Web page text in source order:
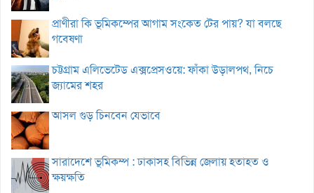
প্রাণীরা কি ভূমিকম্পের আগাম সংকেত টের পায়? যা বলছে
গবেষণা
চট্টগ্রাম এলিভেটেড এক্সপ্রেসওয়ে: ফাঁকা উড়ালপথ, নিচে
জ্যামের শহর
আসল গুড় চিনবেন যেভাবে
সারাদেশে ভূমিকম্প : ঢাকাসহ বিভিন্ন জেলায় হতাহত ও
ক্ষয়ক্ষতি